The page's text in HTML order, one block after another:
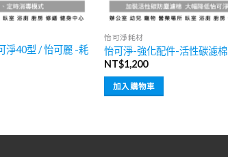
淨40型 / 怡可麗 -耗
怡可淨耗材
怡可淨-強化配件-活性碳濾棉
NT$1,200
加入購物車